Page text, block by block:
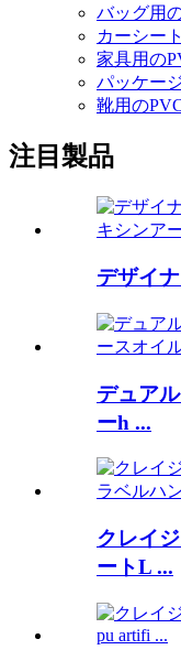
バッグ用
カーシー
家具用の
パッケー
靴用の
注目製品
デザイ
デュア
ーh ...
クレイ
ートL ...